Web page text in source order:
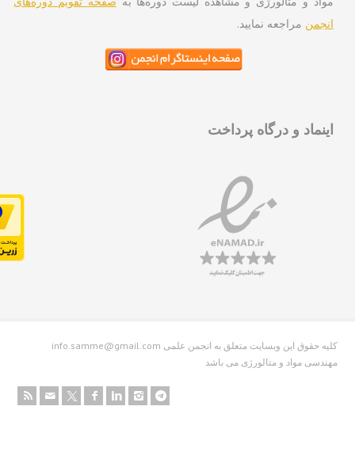
مراجعه نمایید.
و درگاه پرداخت
info.samme@gmail.com کلیه حقوق این وبسایت متعلق به انجمن علمی
مواد و متالورژی می باشد